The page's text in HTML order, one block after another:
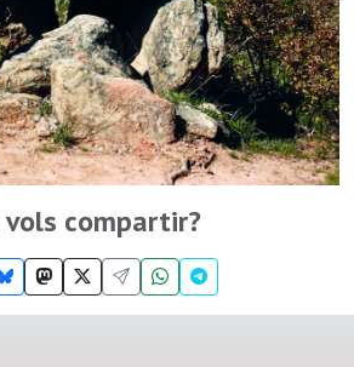
vols compartir?